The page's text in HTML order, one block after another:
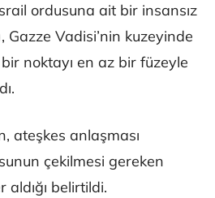
ordusuna ait bir insansız
Gazze Vadisi’nin kuzeyinde
noktayı en az bir füzeyle
ateşkes anlaşması
çekilmesi gereken
belirtildi.